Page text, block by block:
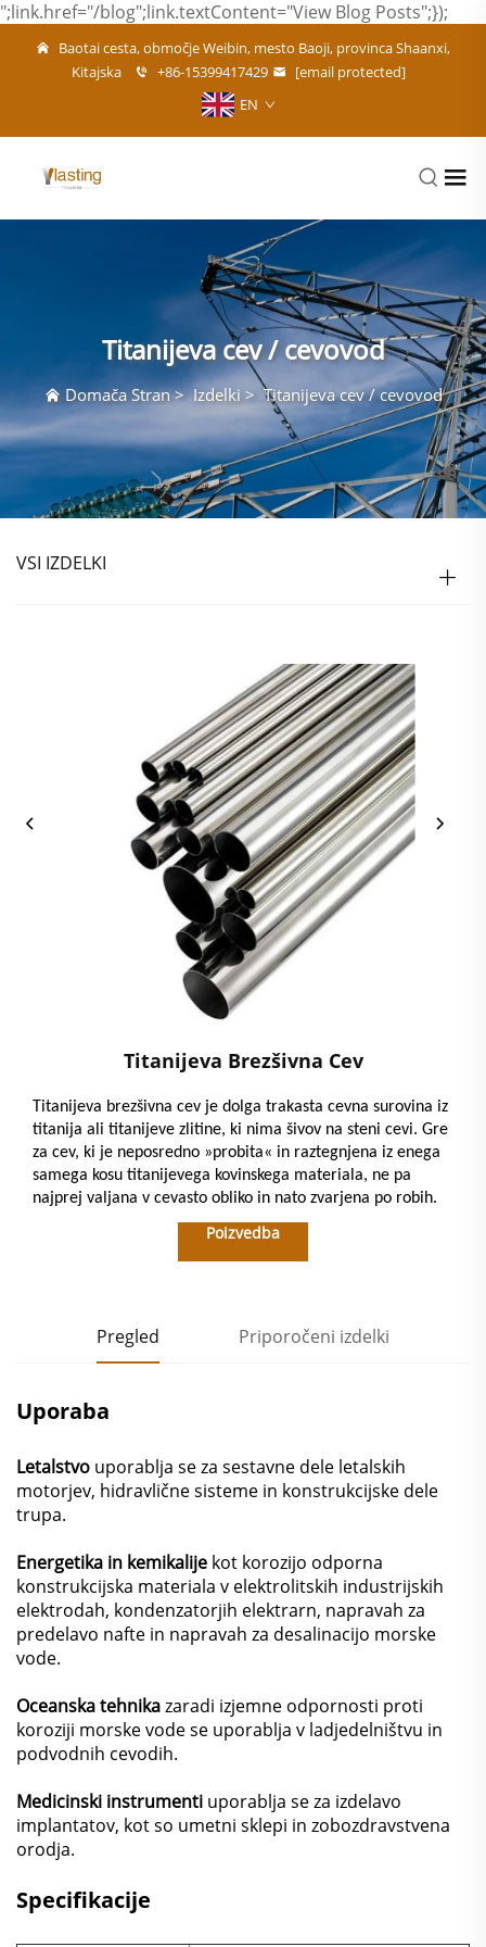
";link.href="/blog";link.textContent="View Blog Posts";});
Baotai cesta, območje Weibin, mesto Baoji, provinca Shaanxi,
Kitajska
+86-15399417429
[email protected]
EN
Titanijeva cev / cevovod
Domača Stran>Izdelki > Titanijeva cev / cevovod
VSI IZDELKI
Titanijeva Brezšivna Cev
Titanijeva brezšivna cev je dolga trakasta cevna surovina iz
titanija ali titanijeve zlitine, ki nima šivov na steni cevi. Gre
za cev, ki je neposredno »probita« in raztegnjena iz enega
samega kosu titanijevega kovinskega materiala, ne pa
najprej valjana v cevasto obliko in nato zvarjena po robih.
Poizvedba
Pregled Priporočeni izdelki
Uporaba
Letalstvo uporablja se za sestavne dele letalskih
motorjev, hidravlične sisteme in konstrukcijske dele
trupa.
Energetika in kemikalije kot korozijo odporna
konstrukcijska materiala v elektrolitskih industrijskih
elektrodah, kondenzatorjih elektrarn, napravah za
predelavo nafte in napravah za desalinacijo morske
vode.
Oceanska tehnikazaradi izjemne odpornosti proti
koroziji morske vode se uporablja v ladjedelništvu in
podvodnih cevodih.
Medicinski instrumenti uporablja se za izdelavo
implantatov, kot so umetni sklepi in zobozdravstvena
orodja.
Specifikacije